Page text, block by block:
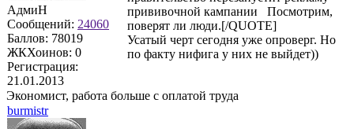
АдмиН
Сообщений: 24060
Баллов: 78019
ЖКХоинов: 0
Регистрация:
21.01.2013
прививочной кампании Посмотрим,
поверят ли люди.[/QUOTE]
Усатый черт сегодня уже опроверг. Но
по факту нифига у них не выйдет))
Экономист, работа больше с оплатой труда
burmistr